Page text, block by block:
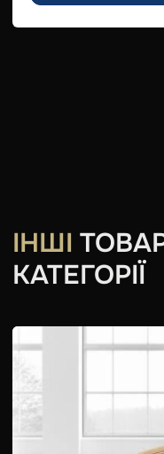
ІНШІ
КАТЕГОРІЇ